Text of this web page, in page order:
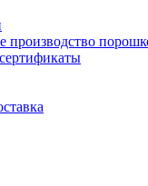
производство